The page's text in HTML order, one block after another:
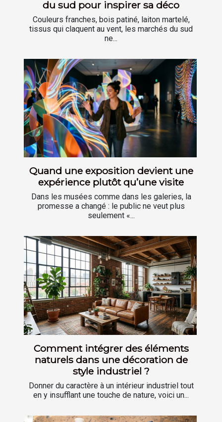
du sud pour inspirer sa déco
Couleurs franches, bois patiné, laiton martelé,
tissus qui claquent au vent, les marchés du sud
ne...
Quand une exposition devient une
expérience plutôt qu’une visite
Dans les musées comme dans les galeries, la
promesse a changé : le public ne veut plus
seulement «...
Comment intégrer des éléments
naturels dans une décoration de
style industriel ?
Donner du caractère à un intérieur industriel tout
en y insufflant une touche de nature, voici un...